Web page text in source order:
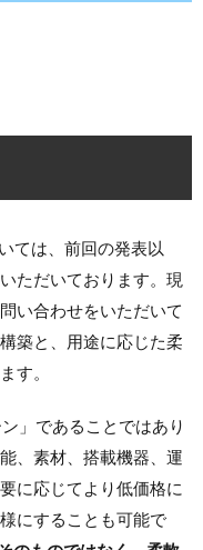
ては、前回の発表以
ただいております。現
い合わせをいただいて
築と、用途に応じた柔
す。
」であることではあり
、素材、搭載機器、運
に応じてより低価格に
にすることも可能で